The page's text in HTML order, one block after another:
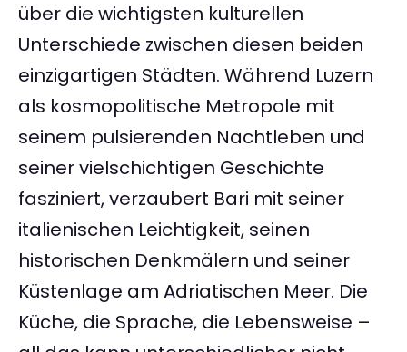
über die wichtigsten kulturellen
Unterschiede zwischen diesen beiden
einzigartigen Städten. Während Luzern
als kosmopolitische Metropole mit
seinem pulsierenden Nachtleben und
seiner vielschichtigen Geschichte
fasziniert, verzaubert Bari mit seiner
italienischen Leichtigkeit, seinen
historischen Denkmälern und seiner
Küstenlage am Adriatischen Meer. Die
Küche, die Sprache, die Lebensweise –